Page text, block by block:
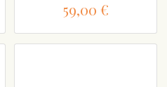
59,00 €